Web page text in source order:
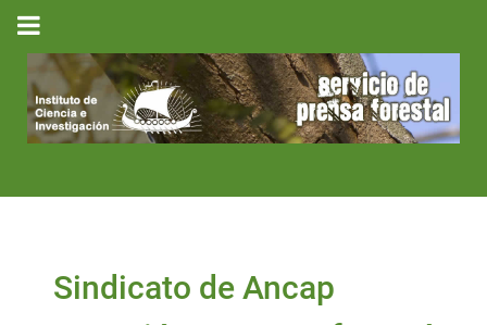
Sindicato de Ancap